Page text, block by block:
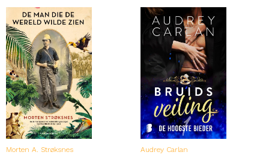
Morten A. Strøksnes Audrey Carlan